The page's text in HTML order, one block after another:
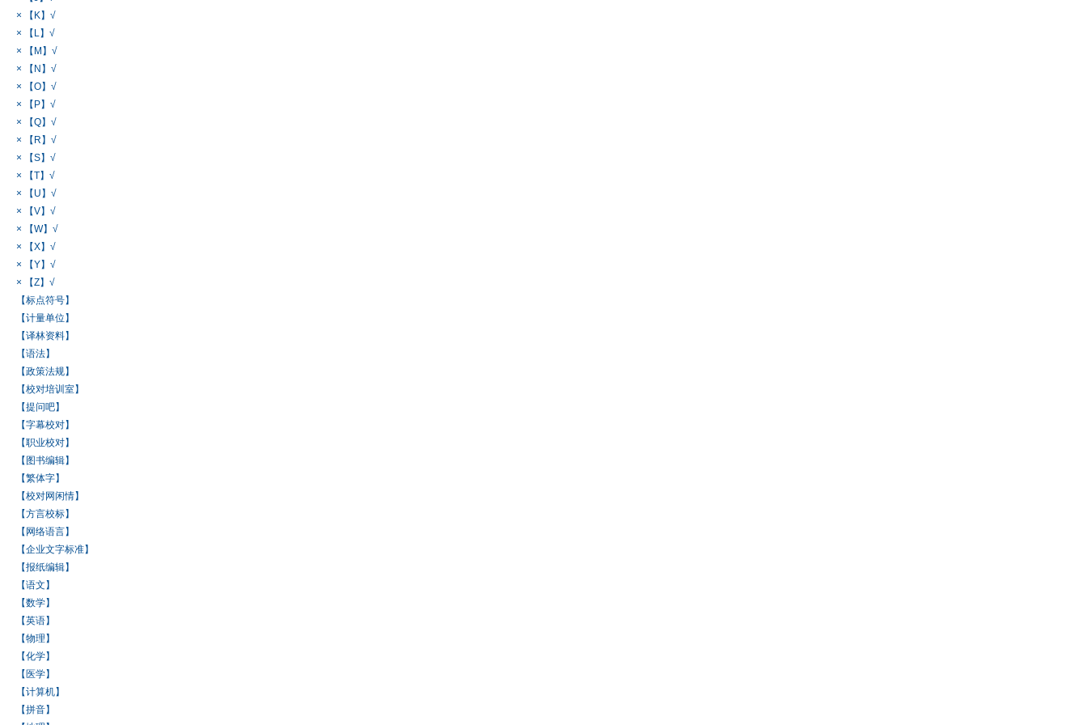
× 【K】√
× 【L】√
× 【M】√
× 【N】√
× 【O】√
× 【P】√
× 【Q】√
× 【R】√
× 【S】√
× 【T】√
× 【U】√
× 【V】√
× 【W】√
× 【X】√
× 【Y】√
× 【Z】√
【标点符号】
【计量单位】
【译林资料】
【语法】
【政策法规】
【校对培训室】
【提问吧】
【字幕校对】
【职业校对】
【图书编辑】
【繁体字】
【校对网闲情】
【方言校标】
【网络语言】
【企业文字标准】
【报纸编辑】
【语文】
【数学】
【英语】
【物理】
【化学】
【医学】
【计算机】
【拼音】